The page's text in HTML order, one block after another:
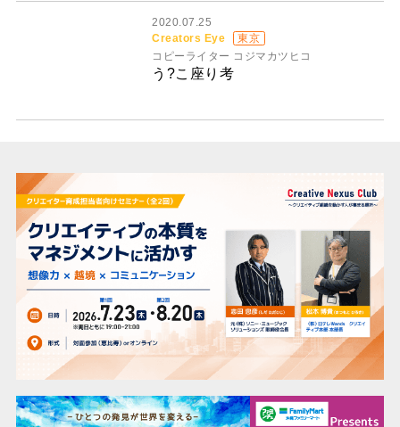
2020.07.25
Creators Eye
東京
コピーライター コジマカツヒコ
う?こ座り考